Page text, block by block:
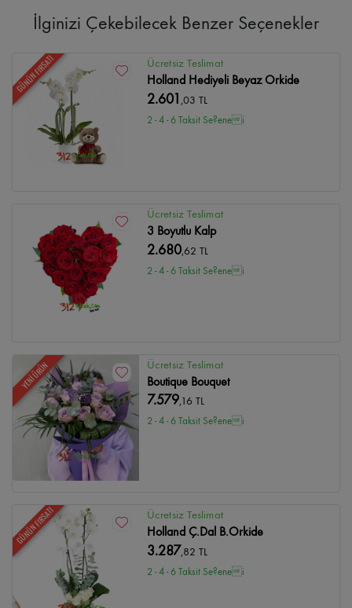
İlginizi Çekebilecek Benzer Seçenekler
GÜNÜN FIRSATI Ücretsiz Teslimat
Holland Hediyeli Beyaz Orkide
2.601 ,03 TL
2 - 4 - 6 Taksit Se?enei
Ücretsiz Teslimat
3 Boyutlu Kalp
2.680,62 TL
2 - 4 - 6 Taksit Se?enei
YENİ ÜRÜN Ücretsiz Teslimat
Boutique Bouquet
7.579,16 TL
2 - 4 - 6 Taksit Se?enei
GÜNÜN FIRSATI Ücretsiz Teslimat
Holland Ç.Dal B.Orkide
3.287,82 TL
2 - 4 - 6 Taksit Se?enei